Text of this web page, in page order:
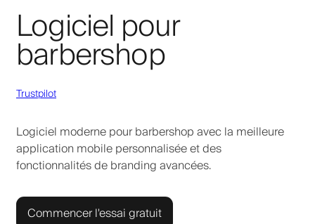
Logiciel pour
barbershop
Trustpilot
Logiciel moderne pour barbershop avec la meilleure
application mobile personnalisée et des
fonctionnalités de branding avancées.
Commencer l'essai gratuit